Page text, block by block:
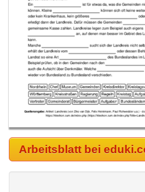
Arbeitsblatt bei